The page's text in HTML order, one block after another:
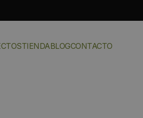
TIENDABLOGCONTACTO